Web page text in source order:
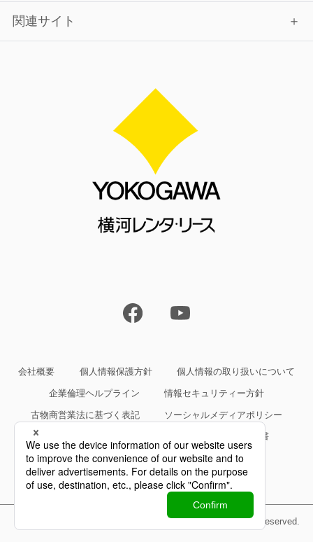
関連サイト
会社概要 個人情報保護方針 個人情報の取り扱いについて
企業倫理ヘルプライン 情報セキュリティー方針
古物商営業法に基づく表記 ソーシャルメディアポリシー
約款・規約等、サービス仕様書
Copyright©Yokogawa Rental & Lease Corporation All Rights Reserved.